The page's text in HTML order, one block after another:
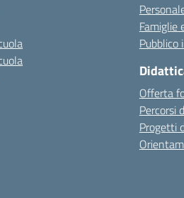
Famiglie
Pubblico
Offerta
Percorsi
Progetti